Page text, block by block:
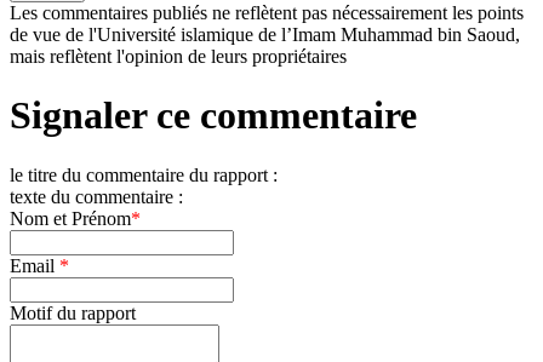
Les commentaires publiés ne reflètent pas nécessairement les points
de vue de l'Université islamique de l’Imam Muhammad bin Saoud,
mais reflètent l'opinion de leurs propriétaires
Signaler ce commentaire
le titre du commentaire du rapport :
texte du commentaire :
Nom et Prénom*
Email *
Motif du rapport